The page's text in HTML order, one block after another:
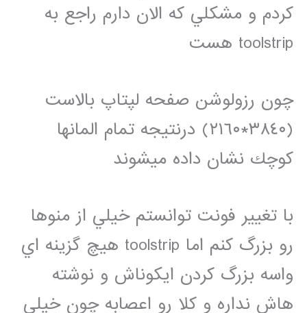
كردم و مشكلي كه الان دارم راجع به
toolstrip هست
چون رزولوشن صفحه لپتاپ بالاست
(٣٨٤٠*٢١٦٠) درنتيجه تمام المانها
كوچك نشان داده ميشوند
با تغيير فونت توانستم خيلي از منوها
رو بزرگ كنم اما toolstrip هيچ گزينه اي
واسه بزرگ كردن ايكوناش و نوشته
هاش نداره و كلا رو اعصابه چون خيلي